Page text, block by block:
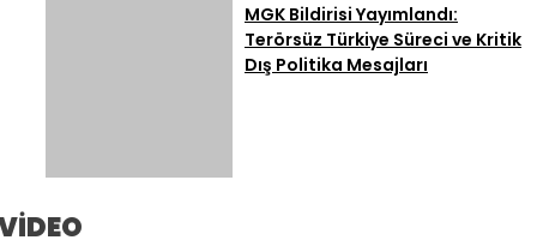
MGK Bildirisi Yayımlandı:
Terörsüz Türkiye Süreci ve Kritik
Dış Politika Mesajları